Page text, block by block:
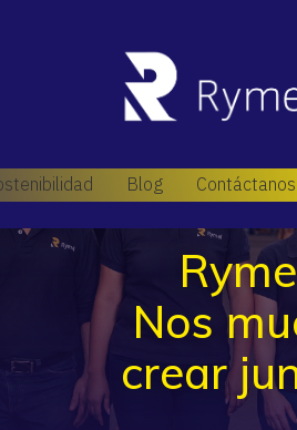
Blog Contáctanos
Nos
crear